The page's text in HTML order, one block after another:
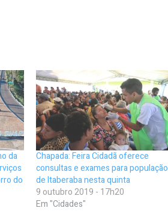
da
do
Chapada: Feira Cidadã oferece
consultas e exames para população
de Itaberaba nesta quinta
9 outubro 2019 - 17h20
Em "Cidades"